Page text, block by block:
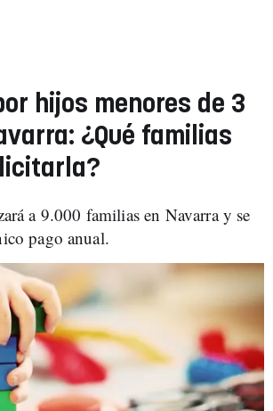
hijos menores de 3
¿Qué familias
a 9.000 familias en Navarra y se
pago anual.